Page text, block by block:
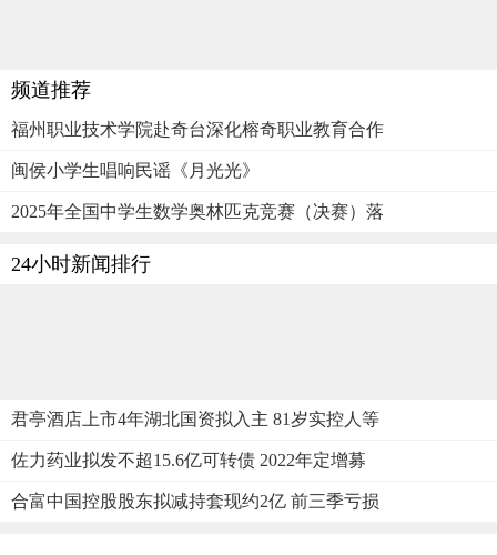
频道推荐
福州职业技术学院赴奇台深化榕奇职业教育合作
闽侯小学生唱响民谣《月光光》
2025年全国中学生数学奥林匹克竞赛（决赛）落
24小时新闻排行
君亭酒店上市4年湖北国资拟入主 81岁实控人等
佐力药业拟发不超15.6亿可转债 2022年定增募
合富中国控股股东拟减持套现约2亿 前三季亏损